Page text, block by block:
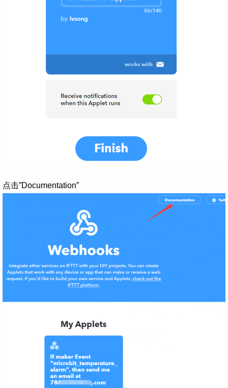
点击”Documentation”